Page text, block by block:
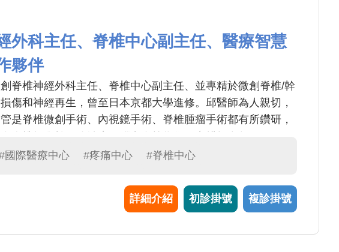
外科主任、脊椎中心副主任、醫療智慧
夥伴
脊椎神經外科主任、脊椎中心副主任、並專精於微創脊椎/幹
傷和神經再生，曾至日本京都大學進修。邱醫師為人親切，
是脊椎微創手術、內視鏡手術、脊椎腫瘤手術都有所鑽研，
國際醫療中心 #疼痛中心 #脊椎中心
詳細介紹 初診掛號 複診掛號